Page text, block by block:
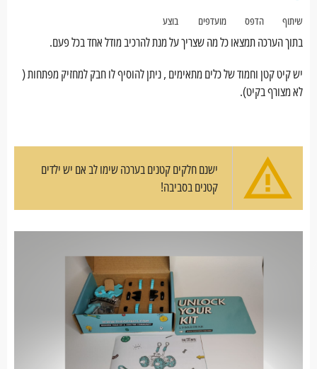
שיתוף הדפס מועדפים בוצע
בתוך הערכה תמצאו כל מה שצריך על מנת להרכיב מודל אחד בכל פעם.
יש קיט קטן וחמוד של כלים מתאימים , ניתן להוסיף לו חבק למחזיק מפתחות (
לא מצורף בקיט).
ישנם חלקים קטנים בערכה שימו לב אם יש ילדים
קטנים בסביבה!